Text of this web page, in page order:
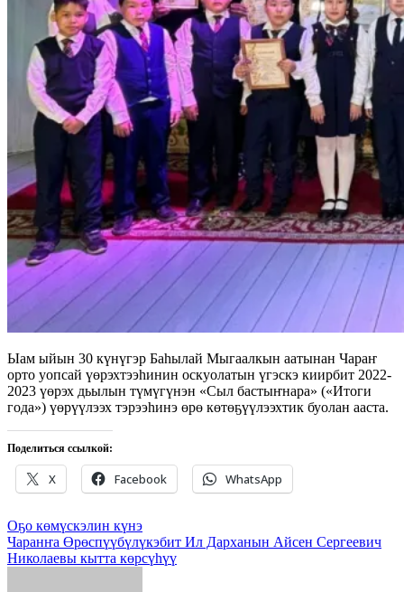
Ыам ыйын 30 күнүгэр Баһылай Мыгаалкын аатынан Чараҥ
орто уопсай үөрэхтээһинин оскуолатын үгэскэ киирбит 2022-
2023 үөрэх дьылын түмүгүнэн «Сыл бастыҥнара» («Итоги
года») үөрүүлээх тэрээһинэ өрө көтөҕүүлээхтик буолан ааста.
Поделиться ссылкой:
X Facebook WhatsApp
Навигация
по
Оҕо көмүскэлин күнэ
Чаранҥа Өрөспүүбүлүкэбит Ил Дарханын Айсен Сергеевич
Николаевы кытта көрсүһүү